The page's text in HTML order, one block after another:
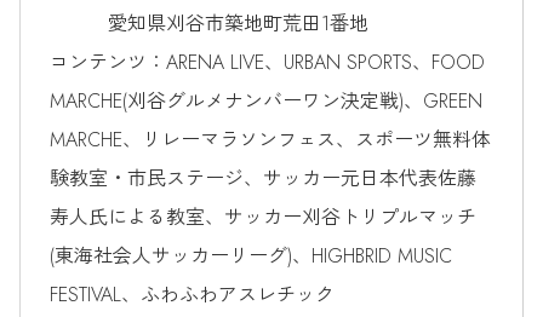
愛知県刈谷市築地町荒田1番地
コンテンツ：ARENA LIVE、URBAN SPORTS、FOOD
MARCHE(刈谷グルメナンバーワン決定戦)、GREEN
MARCHE、リレーマラソンフェス、スポーツ無料体
験教室・市民ステージ、サッカー元日本代表佐藤
寿人氏による教室、サッカー刈谷トリプルマッチ
(東海社会人サッカーリーグ)、HIGHBRID MUSIC
FESTIVAL、ふわふわアスレチック